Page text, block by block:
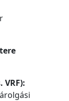
VRF):